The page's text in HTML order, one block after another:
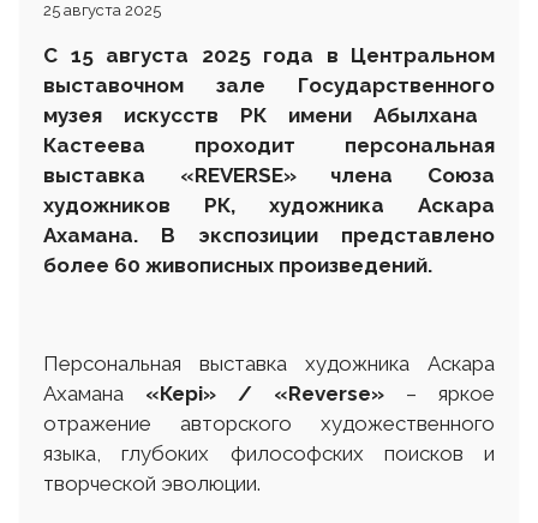
25 августа 2025
С 15 августа 2025 года в Центральном
выставочном зале Государственного
музея искусств РК имени Абылхана
Кастеева проходит персональная
выставка «REVERSE» члена Союза
художников РК, художника Аскара
Ахамана. В экспозиции представлено
более 60 живописных произведений.
Персональная выставка художника Аскара
Ахамана «Кері» / «Reverse» – яркое
отражение авторского художественного
языка, глубоких философских поисков и
творческой эволюции.